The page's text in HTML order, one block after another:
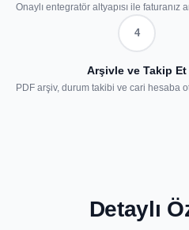
Onaylı entegratör altyapısı ile faturanız
4
Arşivle ve Takip Et
PDF arşiv, durum takibi ve cari hesaba
Detaylı